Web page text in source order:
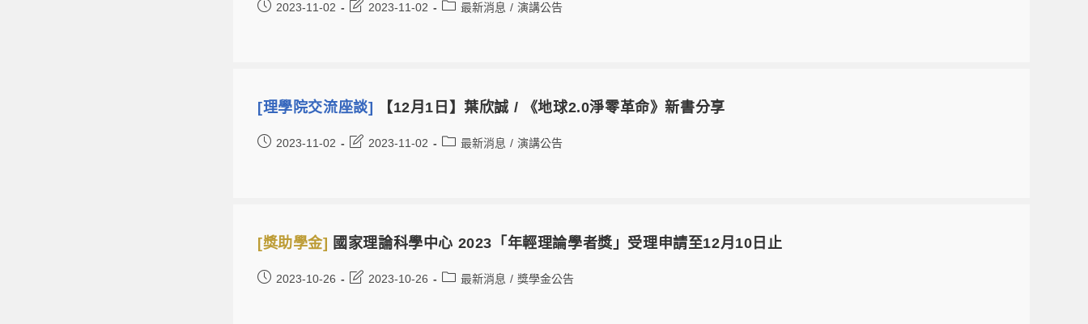
2023-11-02 2023-11-02 最新消息 / 演講公告
[理學院交流座談] 【12月1日】葉欣誠 / 《地球2.0淨零革命》新書分享
2023-11-02 2023-11-02 最新消息 / 演講公告
[獎助學金] 國家理論科學中心 2023「年輕理論學者獎」受理申請至12月10日止
2023-10-26 2023-10-26 最新消息 / 獎學金公告